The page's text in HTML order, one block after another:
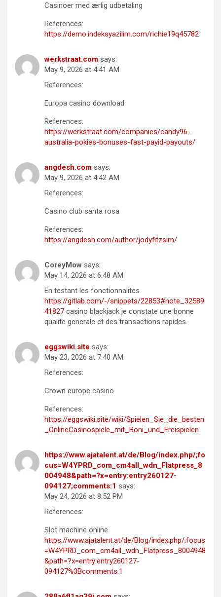
Casinoer med ærlig udbetaling
References:
https://demo.indeksyazilim.com/richie19q45782
werkstraat.com says:
May 9, 2026 at 4:41 AM
References:
Europa casino download
References:
https://werkstraat.com/companies/candy96-
australia-pokies-bonuses-fast-payid-payouts/
angdesh.com says:
May 9, 2026 at 4:42 AM
References:
Casino club santa rosa
References:
https://angdesh.com/author/jodyfitzsim/
CoreyMow says:
May 14, 2026 at 6:48 AM
En testant les fonctionnalites
https://gitlab.com/-/snippets/22853#note_32589
41827 casino blackjack je constate une bonne
qualite generale et des transactions rapides.
eggswiki.site says:
May 23, 2026 at 7:40 AM
References:
Crown europe casino
References:
https://eggswiki.site/wiki/Spielen_Sie_die_besten
_OnlineCasinospiele_mit_Boni_und_Freispielen
https://www.ajatalent.at/de/Blog/index.php/;fo
cus=W4YPRD_com_cm4all_wdn_Flatpress_8
004948&path=?x=entry:entry260127-
094127;comments:1 says:
May 24, 2026 at 8:52 PM
References:
Slot machine online
https://www.ajatalent.at/de/Blog/index.php/;focus
=W4YPRD_com_cm4all_wdn_Flatpress_8004948
&path=?x=entry:entry260127-
094127%3Bcomments:1